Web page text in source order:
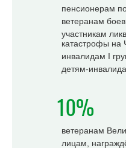
пенсионерам
ветеранам
участникам
катастрофы на
инвалидам I
детям-
10%
ветеранам
лицам,